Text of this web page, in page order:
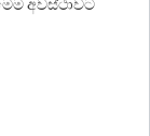
අවස්ථාවට